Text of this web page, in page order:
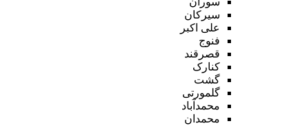
سیرکان
علی اکبر
فنوج
قصرقند
کنارک
گشت
گلمورتی
محمدآباد
محمدان